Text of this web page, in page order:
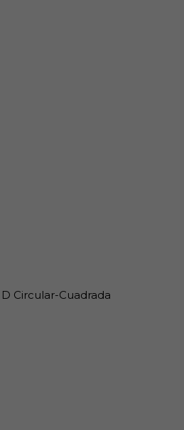
Circular-Cuadrada